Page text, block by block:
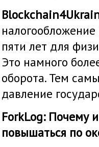
пяти лет для
Это намного
оборота. Тем
давление
ForkLog: Почему
повышаться по